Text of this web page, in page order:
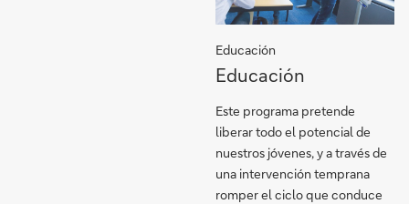
Educación
https://
to-
be?
language_id=1
Educación
Este programa pretende
liberar todo el potencial de
nuestros jóvenes, y a través de
una intervención temprana
romper el ciclo que conduce